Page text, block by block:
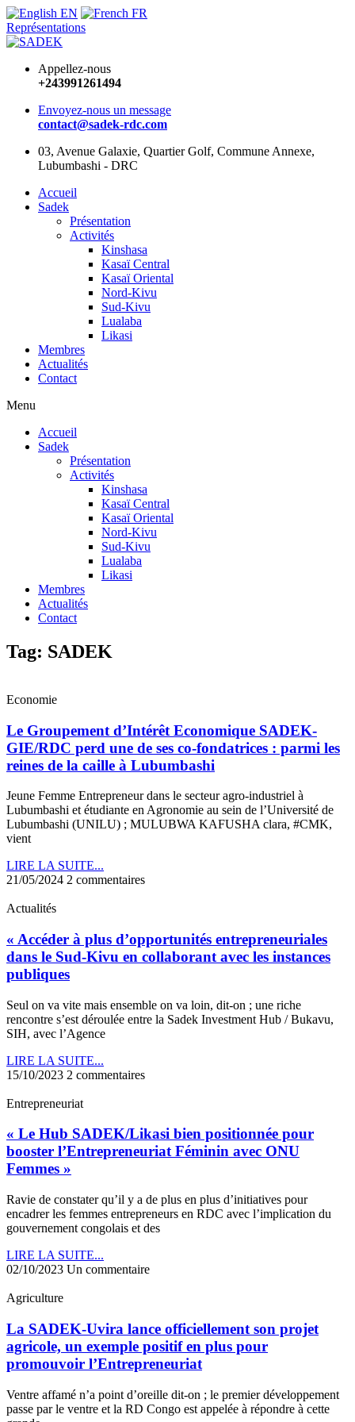
EN
FR
Représentations
Appellez-nous
+243991261494
Envoyez-nous un message
contact@sadek-rdc.com
03, Avenue Galaxie, Quartier Golf, Commune Annexe,
Lubumbashi - DRC
Accueil
Sadek
Présentation
Activités
Kinshasa
Kasaï Central
Kasaï Oriental
Nord-Kivu
Sud-Kivu
Lualaba
Likasi
Membres
Actualités
Contact
Menu
Accueil
Sadek
Présentation
Activités
Kinshasa
Kasaï Central
Kasaï Oriental
Nord-Kivu
Sud-Kivu
Lualaba
Likasi
Membres
Actualités
Contact
Tag: SADEK
Economie
Le Groupement d’Intérêt Economique SADEK-
GIE/RDC perd une de ses co-fondatrices : parmi les
reines de la caille à Lubumbashi
Jeune Femme Entrepreneur dans le secteur agro-industriel à
Lubumbashi et étudiante en Agronomie au sein de l’Université de
Lubumbashi (UNILU) ; MULUBWA KAFUSHA clara, #CMK,
vient
LIRE LA SUITE...
21/05/2024 2 commentaires
Actualités
« Accéder à plus d’opportunités entrepreneuriales
dans le Sud-Kivu en collaborant avec les instances
publiques
Seul on va vite mais ensemble on va loin, dit-on ; une riche
rencontre s’est déroulée entre la Sadek Investment Hub / Bukavu,
SIH, avec l’Agence
LIRE LA SUITE...
15/10/2023 2 commentaires
Entrepreneuriat
« Le Hub SADEK/Likasi bien positionnée pour
booster l’Entrepreneuriat Féminin avec ONU
Femmes »
Ravie de constater qu’il y a de plus en plus d’initiatives pour
encadrer les femmes entrepreneurs en RDC avec l’implication du
gouvernement congolais et des
LIRE LA SUITE...
02/10/2023 Un commentaire
Agriculture
La SADEK-Uvira lance officiellement son projet
agricole, un exemple positif en plus pour
promouvoir l’Entrepreneuriat
Ventre affamé n’a point d’oreille dit-on ; le premier développement
passe par le ventre et la RD Congo est appelée à répondre à cette